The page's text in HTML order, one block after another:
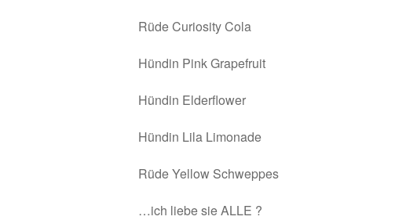
Rüde Curiosity Cola
Hündin Pink Grapefruit
Hündin Elderflower
Hündin Lila Limonade
Rüde Yellow Schweppes
…ich liebe sie ALLE ?